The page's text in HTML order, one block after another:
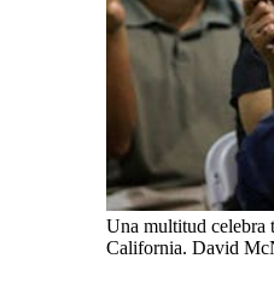
Una multitud celebra
California. David